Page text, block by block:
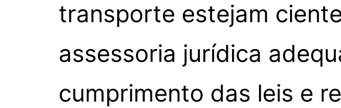
transporte estejam
assessoria jurídica
cumprimento das leis e